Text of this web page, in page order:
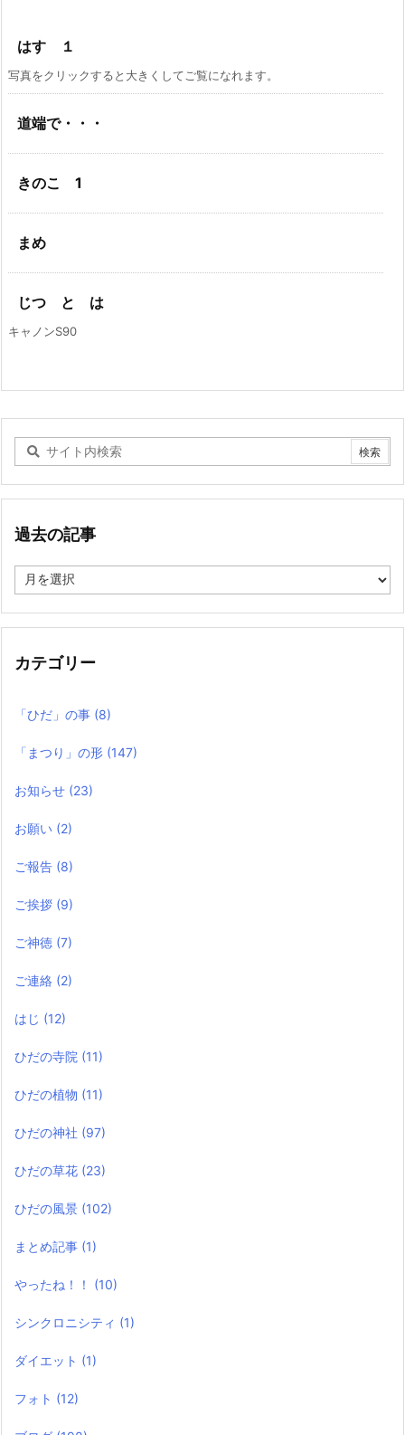
はす １
写真をクリックすると大きくしてご覧になれます。
道端で・・・
きのこ 1
まめ
じつ と は
キャノンS90
過去の記事
去
記
カテゴリー
「ひだ」の事 (8)
「まつり」の形 (147)
お知らせ (23)
お願い (2)
ご報告 (8)
ご挨拶 (9)
ご神徳 (7)
ご連絡 (2)
はじ (12)
ひだの寺院 (11)
ひだの植物 (11)
ひだの神社 (97)
ひだの草花 (23)
ひだの風景 (102)
まとめ記事 (1)
やったね！！ (10)
シンクロニシティ (1)
ダイエット (1)
フォト (12)